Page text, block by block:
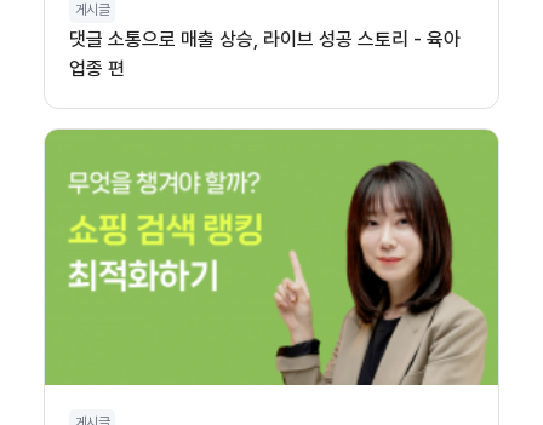
게시글
댓글 소통으로 매출 상승, 라이브 성공 스토리 - 육아
업종 편